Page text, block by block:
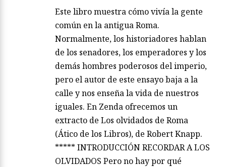
Este libro muestra cómo vivía la gente
común en la antigua Roma.
Normalmente, los historiadores hablan
de los senadores, los emperadores y los
demás hombres poderosos del imperio,
pero el autor de este ensayo baja a la
calle y nos enseña la vida de nuestros
iguales. En Zenda ofrecemos un
extracto de Los olvidados de Roma
(Ático de los Libros), de Robert Knapp.
***** INTRODUCCIÓN RECORDAR A LOS
OLVIDADOS Pero no hay por qué